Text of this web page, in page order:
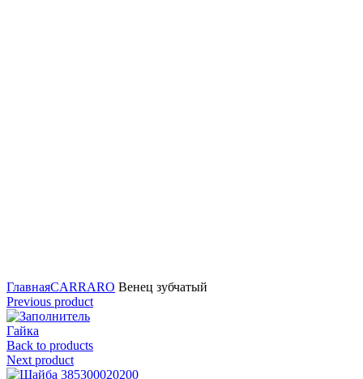
ГлавнаяCARRARO Венец зубчатый
Previous product
Гайка
Back to products
Next product